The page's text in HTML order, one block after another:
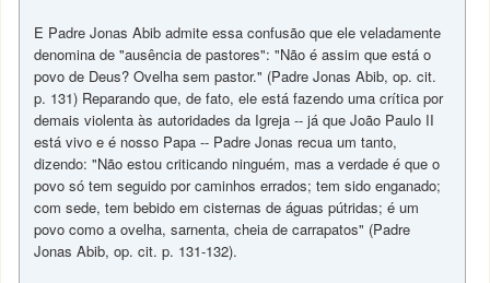
E Padre Jonas Abib admite essa confusão que ele veladamente
denomina de "ausência de pastores": "Não é assim que está o
povo de Deus? Ovelha sem pastor." (Padre Jonas Abib, op. cit.
p. 131) Reparando que, de fato, ele está fazendo uma crítica por
demais violenta às autoridades da Igreja -- já que João Paulo II
está vivo e é nosso Papa -- Padre Jonas recua um tanto,
dizendo: "Não estou criticando ninguém, mas a verdade é que o
povo só tem seguido por caminhos errados; tem sido enganado;
com sede, tem bebido em cisternas de águas pútridas; é um
povo como a ovelha, sarnenta, cheia de carrapatos" (Padre
Jonas Abib, op. cit. p. 131-132).